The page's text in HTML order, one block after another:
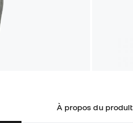
À propos du produit